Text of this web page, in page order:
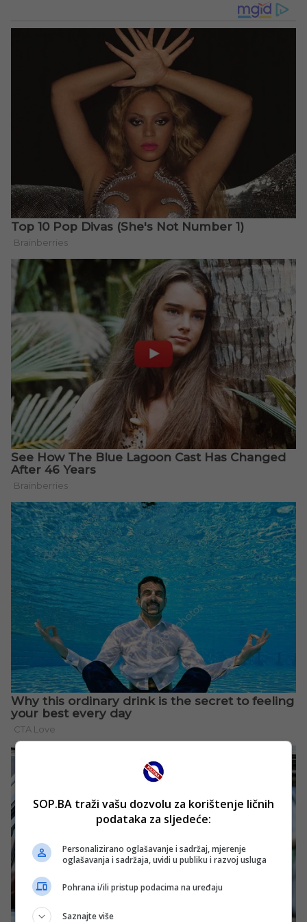
SOP.BA traži vašu dozvolu za korištenje ličnih
podataka za sljedeće:
Personalizirano oglašavanje i sadržaj, mjerenje
oglašavanja i sadržaja, uvidi u publiku i razvoj usluga
Pohrana i/ili pristup podacima na uređaju
Saznajte više